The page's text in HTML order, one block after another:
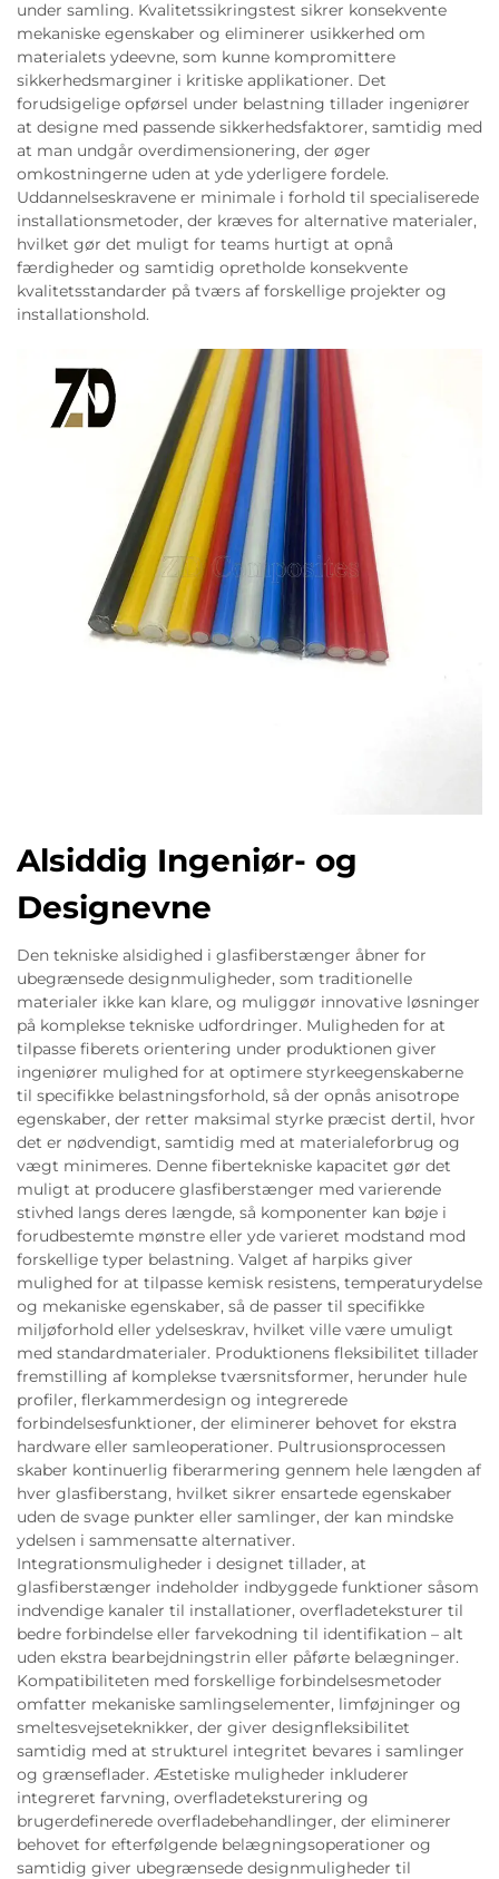
under samling. Kvalitetssikringstest sikrer konsekvente
mekaniske egenskaber og eliminerer usikkerhed om
materialets ydeevne, som kunne kompromittere
sikkerhedsmarginer i kritiske applikationer. Det
forudsigelige opførsel under belastning tillader ingeniører
at designe med passende sikkerhedsfaktorer, samtidig med
at man undgår overdimensionering, der øger
omkostningerne uden at yde yderligere fordele.
Uddannelseskravene er minimale i forhold til specialiserede
installationsmetoder, der kræves for alternative materialer,
hvilket gør det muligt for teams hurtigt at opnå
færdigheder og samtidig opretholde konsekvente
kvalitetsstandarder på tværs af forskellige projekter og
installationshold.
Alsiddig Ingeniør- og
Designevne
Den tekniske alsidighed i glasfiberstænger åbner for
ubegrænsede designmuligheder, som traditionelle
materialer ikke kan klare, og muliggør innovative løsninger
på komplekse tekniske udfordringer. Muligheden for at
tilpasse fiberets orientering under produktionen giver
ingeniører mulighed for at optimere styrkeegenskaberne
til specifikke belastningsforhold, så der opnås anisotrope
egenskaber, der retter maksimal styrke præcist dertil, hvor
det er nødvendigt, samtidig med at materialeforbrug og
vægt minimeres. Denne fibertekniske kapacitet gør det
muligt at producere glasfiberstænger med varierende
stivhed langs deres længde, så komponenter kan bøje i
forudbestemte mønstre eller yde varieret modstand mod
forskellige typer belastning. Valget af harpiks giver
mulighed for at tilpasse kemisk resistens, temperaturydelse
og mekaniske egenskaber, så de passer til specifikke
miljøforhold eller ydelseskrav, hvilket ville være umuligt
med standardmaterialer. Produktionens fleksibilitet tillader
fremstilling af komplekse tværsnitsformer, herunder hule
profiler, flerkammerdesign og integrerede
forbindelsesfunktioner, der eliminerer behovet for ekstra
hardware eller samleoperationer. Pultrusionsprocessen
skaber kontinuerlig fiberarmering gennem hele længden af
hver glasfiberstang, hvilket sikrer ensartede egenskaber
uden de svage punkter eller samlinger, der kan mindske
ydelsen i sammensatte alternativer.
Integrationsmuligheder i designet tillader, at
glasfiberstænger indeholder indbyggede funktioner såsom
indvendige kanaler til installationer, overfladeteksturer til
bedre forbindelse eller farvekodning til identifikation – alt
uden ekstra bearbejdningstrin eller påførte belægninger.
Kompatibiliteten med forskellige forbindelsesmetoder
omfatter mekaniske samlingselementer, limføjninger og
smeltesvejseteknikker, der giver designfleksibilitet
samtidig med at strukturel integritet bevares i samlinger
og grænseflader. Æstetiske muligheder inkluderer
integreret farvning, overfladeteksturering og
brugerdefinerede overfladebehandlinger, der eliminerer
behovet for efterfølgende belægningsoperationer og
samtidig giver ubegrænsede designmuligheder til